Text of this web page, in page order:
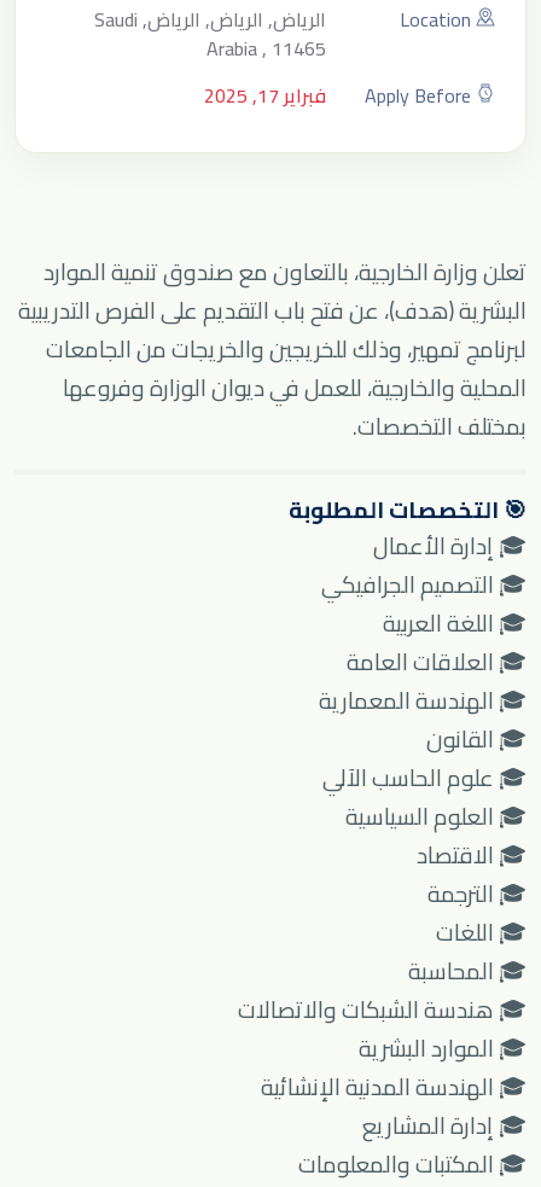
Location
الرياض, الرياض, الرياض, Saudi
Arabia , 11465
Apply Before
فبراير 17, 2025
تعلن وزارة الخارجية، بالتعاون مع صندوق تنمية الموارد
البشرية (هدف)، عن فتح باب التقديم على الفرص التدريبية
لبرنامج تمهير، وذلك للخريجين والخريجات من الجامعات
المحلية والخارجية، للعمل في ديوان الوزارة وفروعها
بمختلف التخصصات.
🎯 التخصصات المطلوبة
🎓 إدارة الأعمال
🎓 التصميم الجرافيكي
🎓 اللغة العربية
🎓 العلاقات العامة
🎓 الهندسة المعمارية
🎓 القانون
🎓 علوم الحاسب الآلي
🎓 العلوم السياسية
🎓 الاقتصاد
🎓 الترجمة
🎓 اللغات
🎓 المحاسبة
🎓 هندسة الشبكات والاتصالات
🎓 الموارد البشرية
🎓 الهندسة المدنية الإنشائية
🎓 إدارة المشاريع
🎓 المكتبات والمعلومات